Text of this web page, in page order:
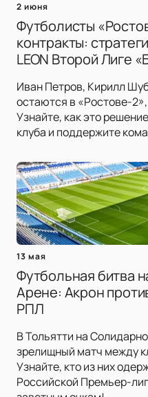
2 июня
Футболисты
контракты:
LEON Второй Лиге
Иван Петров, Кирилл
остаются в «Ростове-
Узнайте, как это
клуба и поддержите
13 мая
Футбольная битва
Арене: Акрон
РПЛ
В Тольятти на
зрелищный матч между
Узнайте, кто из них
Российской Премьер-